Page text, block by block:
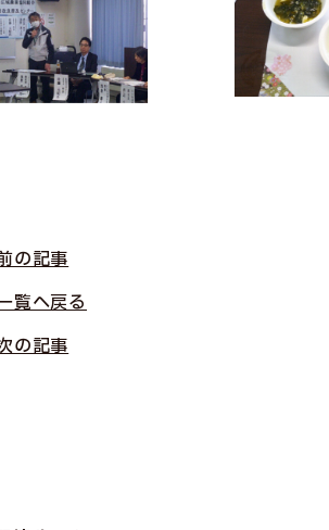
の記事
覧へ戻る
の記事